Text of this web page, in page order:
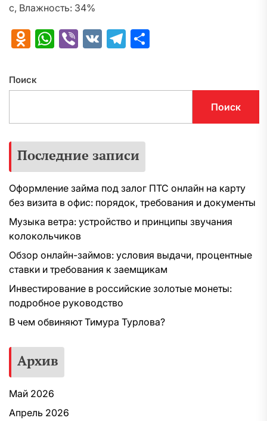
с, Влажность: 34%
Odnoklassniki
WhatsApp
Viber
VK Telegram
Поиск
Поиск
Последние записи
Оформление займа под залог ПТС онлайн на карту
без визита в офис: порядок, требования и документы
Музыка ветра: устройство и принципы звучания
колокольчиков
Обзор онлайн-займов: условия выдачи, процентные
ставки и требования к заемщикам
Инвестирование в российские золотые монеты:
подробное руководство
В чем обвиняют Тимура Турлова?
Архив
Май 2026
Апрель 2026